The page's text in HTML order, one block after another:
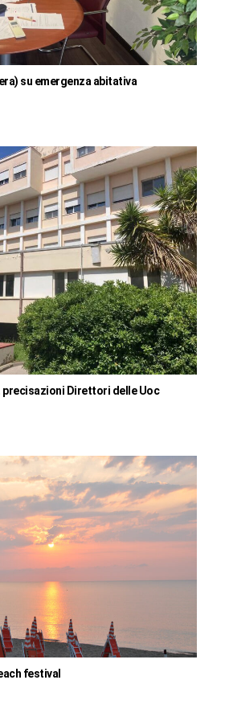
su emergenza abitativa
precisazioni Direttori delle Uoc
festival